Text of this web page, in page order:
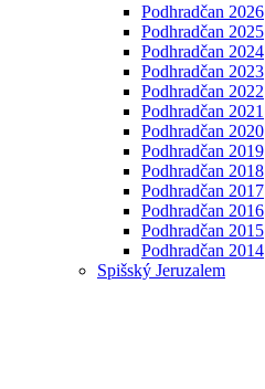
Podhradčan 2026
Podhradčan 2025
Podhradčan 2024
Podhradčan 2023
Podhradčan 2022
Podhradčan 2021
Podhradčan 2020
Podhradčan 2019
Podhradčan 2018
Podhradčan 2017
Podhradčan 2016
Podhradčan 2015
Podhradčan 2014
Spišský Jeruzalem